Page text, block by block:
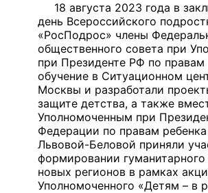
18 августа 2023 года в
день Всероссийского
«РосПодрос» члены
общественного совета при
при Президенте РФ по
обучение в Ситуационном
Москвы и разработали
защите детства, а также
Уполномоченным при
Федерации по правам
Львовой-Беловой приняли
формировании гуманитарного
новых регионов в рамках
Уполномоченного «Детям – в